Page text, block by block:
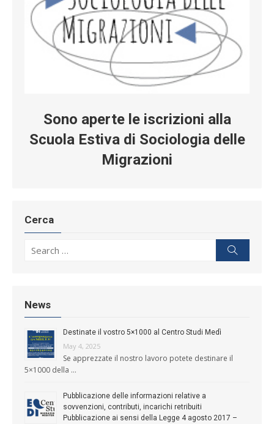
Sono aperte le iscrizioni alla
Scuola Estiva di Sociologia delle
Migrazioni
Cerca
News
Destinate il vostro 5×1000 al Centro Studi Medì
May 4, 2025
Se apprezzate il nostro lavoro potete destinare il
5×1000 della …
Pubblicazione delle informazioni relative a
sovvenzioni, contributi, incarichi retribuiti
Pubblicazione ai sensi della Legge 4 agosto 2017 –